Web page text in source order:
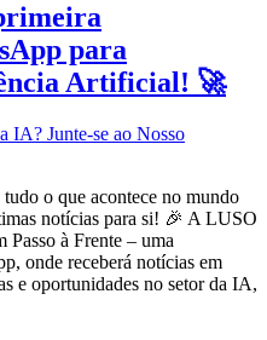
para
Artificial! 🚀
o que acontece no mundo
notícias para si! 🎉 A LUSO
à Frente – uma
onde receberá notícias em
e oportunidades no setor da IA,